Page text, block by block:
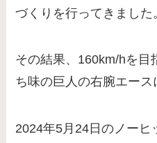
づくりを行ってきました
その結果、160km/hを目
ち味の巨人の右腕エース
2024年5月24日のノーヒ